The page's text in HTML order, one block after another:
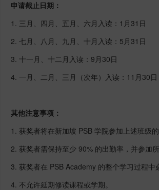
申请截止日期：
1. 三月、四月、五月、六月入读：1月31日
2. 七月、八月、九月、十月入读：5月31日
3. 十一月、十二月入读：9月30日
4. 一月、二月、三月（次年）入读：11月30日
其他注意事项：
1. 获奖者将在新加坡 PSB 学院参加上述班级
2. 获奖者需保持至少 90% 的出勤率，并参加所
3. 获奖者在 PSB Academy 的整个学习过程中
4. 不允许延期修读课程或学期。